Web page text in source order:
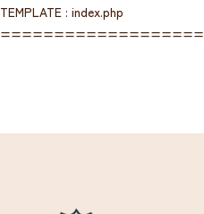
TEMPLATE : index.php